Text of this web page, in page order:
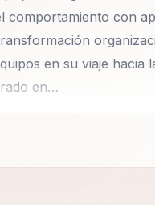
comportamiento con
en su viaje
en…
en
centrado en el